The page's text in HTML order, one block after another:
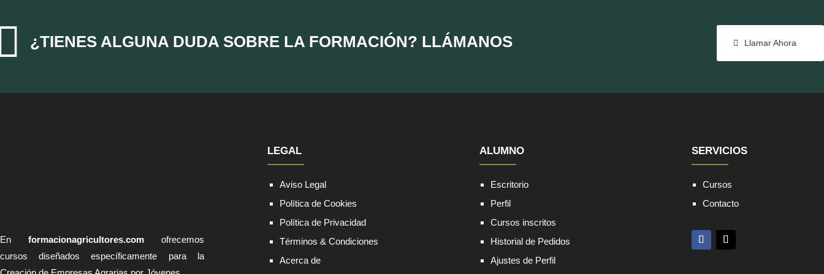
¿TIENES ALGUNA DUDA SOBRE LA FORMACIÓN? LLÁMANOS Llamar Ahora
En formacionagricultores.comofrecemos
cursos diseñados específicamente para la
LEGAL
Aviso Legal
Política de Cookies
Política de Privacidad
Términos & Condiciones
Acerca de
ALUMNO
Escritorio
Perfil
Cursos inscritos
Historial de Pedidos
Ajustes de Perfil
SERVICIOS
Cursos
Contacto